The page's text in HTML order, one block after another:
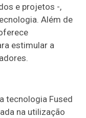
e projetos -,
Além de
estimular a
tecnologia Fused
na utilização